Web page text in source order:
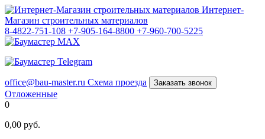
Интернет-
Магазин строительных материалов
8-4822-751-108 +7-905-164-8800 +7-960-700-5225
office@bau-master.ru Схема проезда Заказать звонок
Отложенные
0
0,00 руб.